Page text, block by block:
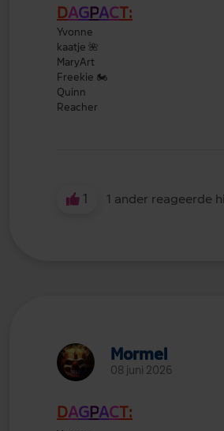
DAG PACT:
Yvonne
kaatje 🌺
MaryArt
Freekie 🏍️
Quinn
Reacher
1 1 ander reageerde
Mormel
08 juni 2026
DAG PACT: